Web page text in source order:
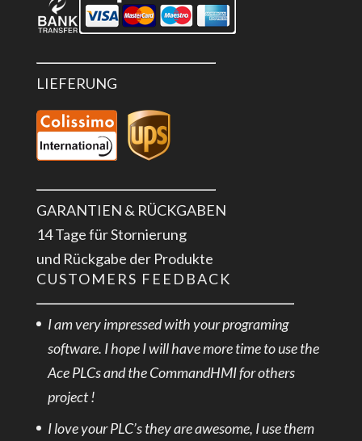
LIEFERUNG
GARANTIEN & RÜCKGABEN
14 Tage für Stornierung
und Rückgabe der Produkte
CUSTOMERS FEEDBACK
I am very impressed with your programing
software. I hope I will have more time to use the
Ace PLCs and the CommandHMI for others
project !
I love your PLC’s they are awesome, I use them